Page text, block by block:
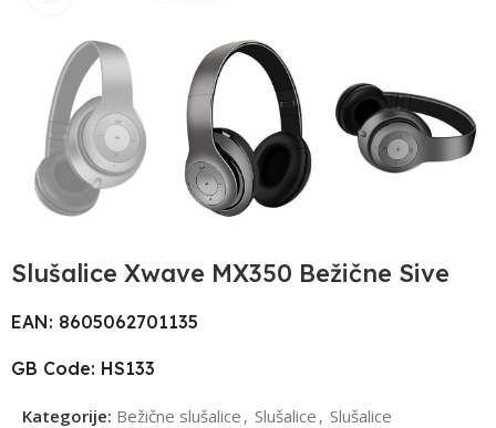
Slušalice Xwave MX350 Bežične Sive
EAN: 8605062701135
GB Code: HS133
Kategorije: Bežične slušalice , Slušalice , Slušalice